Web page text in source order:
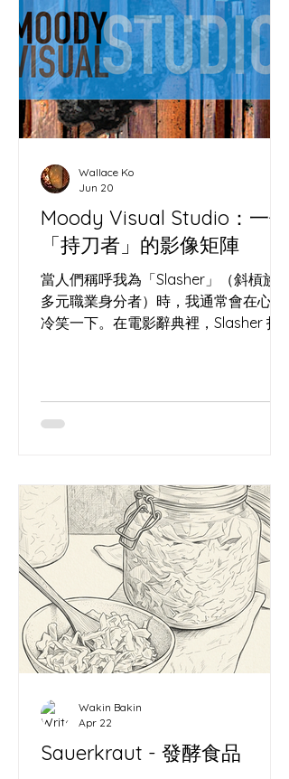
的，為何跑去聽城市空間改造？ 因為做
酸種麵包（Sourdough）和地方營造
（Placemaking）本質上是同一門玄
學。沒有酵母的麵團只是死氣沉沉的死
麵；沒有人互動的鋼筋水泥，也只不過
是巨型墳場。 ( IMAGE ) 看看大館的洗
衣場石階。主辦方沒有砸重金裝潢，僅
用回收木箱、坐墊與幾盆植物，就像撒
下了一把高活性的酵母，瞬間改變了這
冰冷過道的「微氣候」。原本匆忙的香
港人竟然願意停下腳步，讓「過道」發
酵成了「聚腳點」。 把荒廢角落轉化為
社區心臟，就像我們在處理高水合
（High Hydration）麵團——
Moody Visual Studio：一個
「持刀者」的影像矩陣
當人們稱呼我為「Slasher」（斜槓族 /
多元職業身分者）時，我通常會在心裡
冷笑一下。在電影辭典裡，Slasher 指
圖謀殺的，是這個時代的「遺忘」。 我
匠。這聽起來像精神分裂，但如果你看
懂了我的矩陣，就會發現這是一場極其
優雅的共生。 為什麼要經營
MoodyVisual？對抗單向的崩塌 時間是
一場單向的崩塌。我從 2012 年在
WordPress 留下第一個時間戳記（
https://wallacecwko.wordpress.com/
）開始，就清楚知道一件事：在這個資
訊碎片化的時代，沒有被記錄下來的東
消亡的藝術。麵粉變成了麵包，經歷了
內被咀嚼、吞嚥，化為虛無。如果我只
Wallace Ko
Jun 20
Sauerkraut - 發酵食品
Wakin Bakin
Apr 22